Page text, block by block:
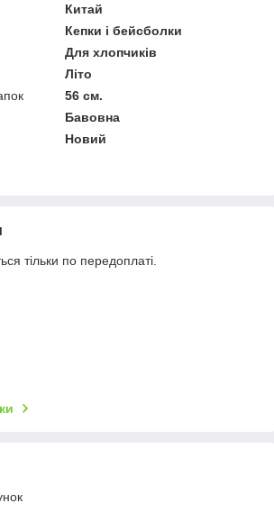
Китай
Кепки і бейсболки
Для хлопчиків
Літо
56 см.
Бавовна
Новий
тільки по передоплаті.